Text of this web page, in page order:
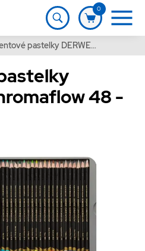
0
Pigmentové pastelky DERWENT Chromaflow 48 - sada 48 ks
48 -